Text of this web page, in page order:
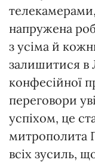
напружена
з усіма й
залишитися в
конфесійної
переговори
успіхом, це
митрополита
всіх зусиль,